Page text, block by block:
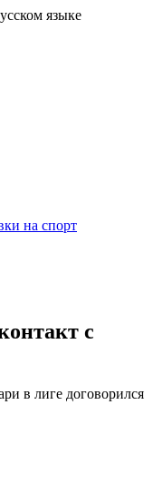
языке
на спорт
с
в лиге договорился